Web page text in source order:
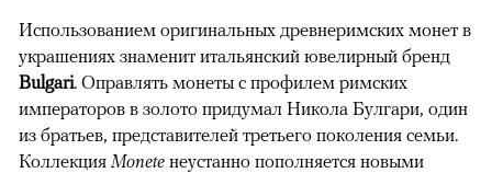
Использованием оригинальных древнеримских монет в
украшениях знаменит итальянский ювелирный бренд
Bulgari. Оправлять монеты с профилем римских
императоров в золото придумал Никола Булгари, один
из братьев, представителей третьего поколения семьи.
Коллекция Monete неустанно пополняется новыми